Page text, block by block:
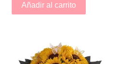
Añadir al carrito